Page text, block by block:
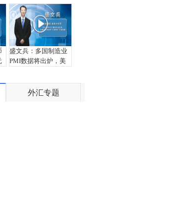
盛文兵：多国制造业
PMI数据将出炉，美
外汇专题